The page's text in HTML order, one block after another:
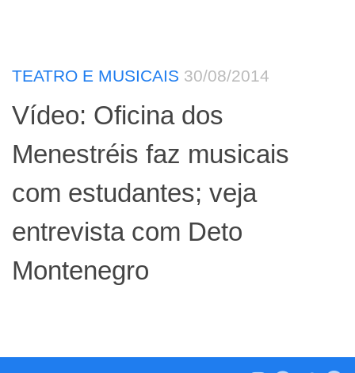
TEATRO E MUSICAIS 30/08/2014
Vídeo: Oficina dos
Menestréis faz musicais
com estudantes; veja
entrevista com Deto
Montenegro